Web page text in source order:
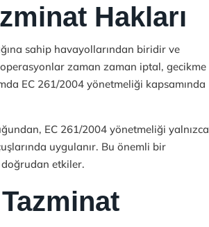
Hakları
sahip havayollarından biridir ve
zaman zaman iptal, gecikme
EC 261/2004 yönetmeliği kapsamında
EC 261/2004 yönetmeliği yalnızca
uygulanır. Bu önemli bir
doğrudan etkiler.